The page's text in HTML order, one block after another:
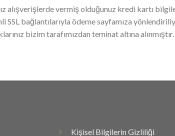
alışverişlerde vermiş olduğunuz kredi kartı
SSL bağlantılarıyla ödeme sayfamıza
bizim tarafımızdan teminat altına alınmıştır.
Kişisel Bilgilerin Gizliliği